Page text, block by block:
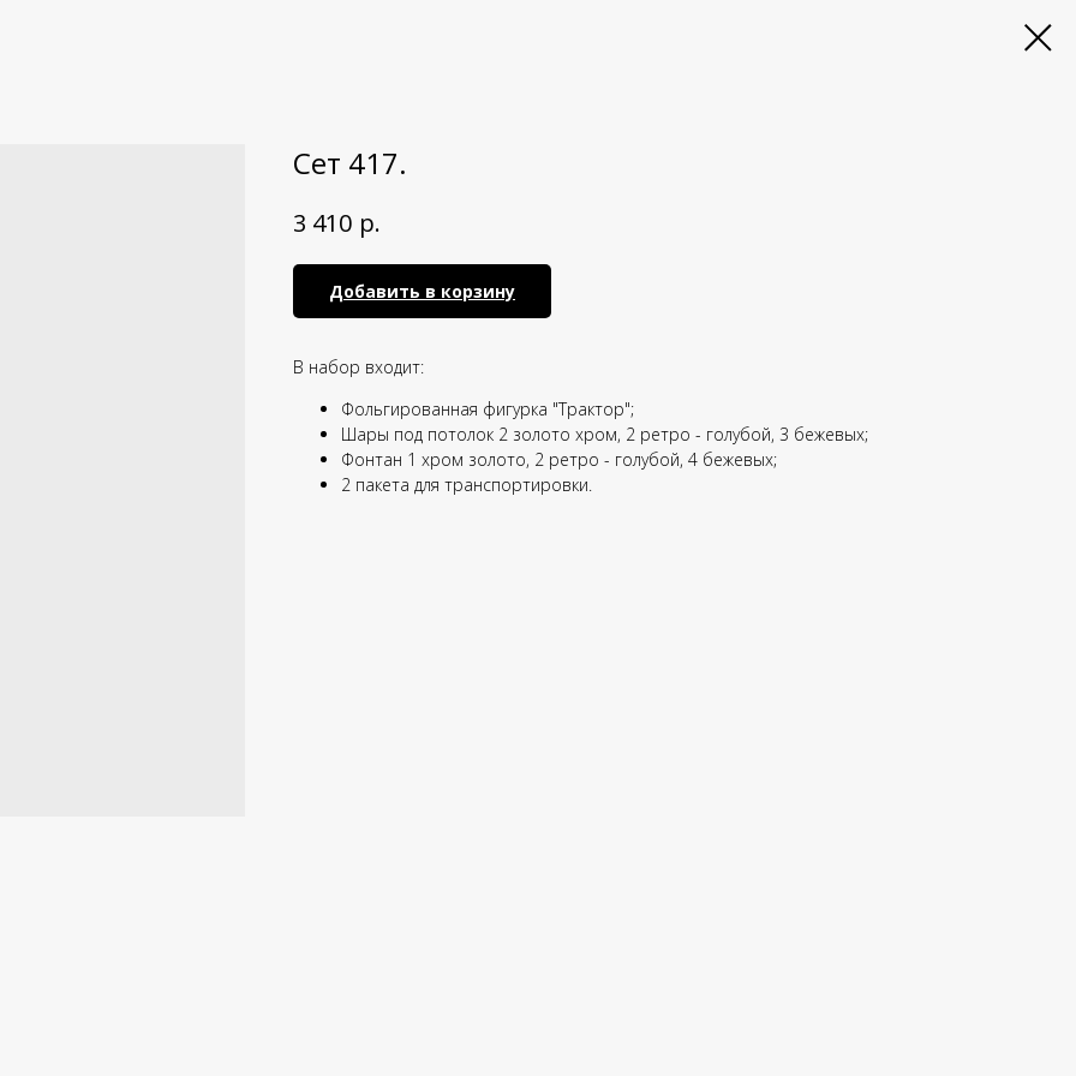
Сет 417.
3 410 р.
Добавить в корзину
В набор входит:
Фольгированная фигурка "Трактор";
Шары под потолок 2 золото хром, 2 ретро - голубой, 3 бежевых;
Фонтан 1 хром золото, 2 ретро - голубой, 4 бежевых;
2 пакета для транспортировки.